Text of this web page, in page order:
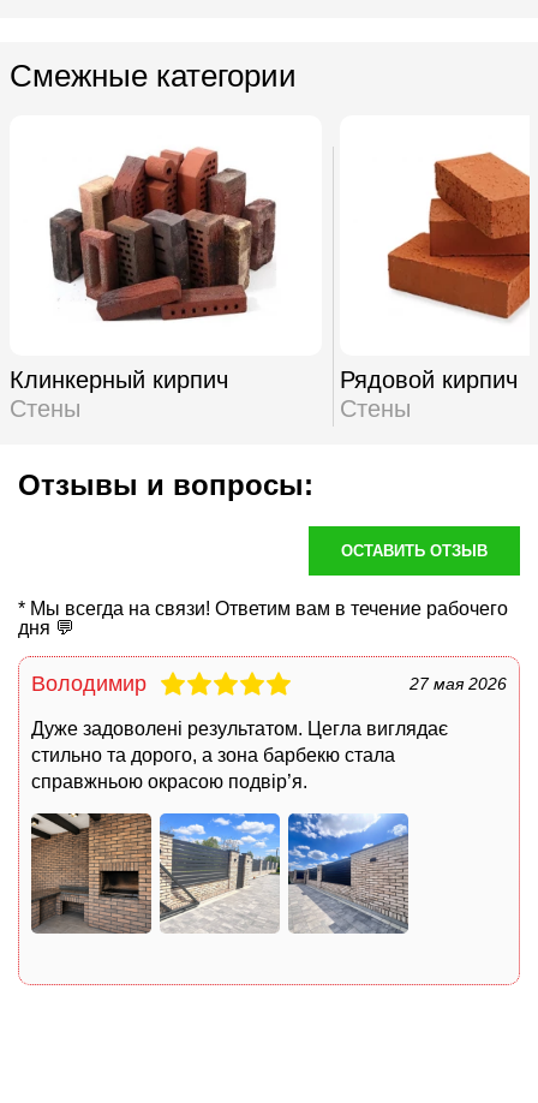
Смежные категории
Клинкерный кирпич
Стены
Рядовой кирпич
Стены
Отзывы и вопросы:
ОСТАВИТЬ ОТЗЫВ
* Мы всегда на связи! Ответим вам в течение рабочего
дня 💬
Володимир 27 мая 2026
Дуже задоволені результатом. Цегла виглядає
стильно та дорого, а зона барбекю стала
справжньою окрасою подвір’я.